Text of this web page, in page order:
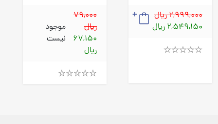
79,000
ریال
67,150
ریال
موجود
نیست
2,999,000 ریال
2,549,150 ریال